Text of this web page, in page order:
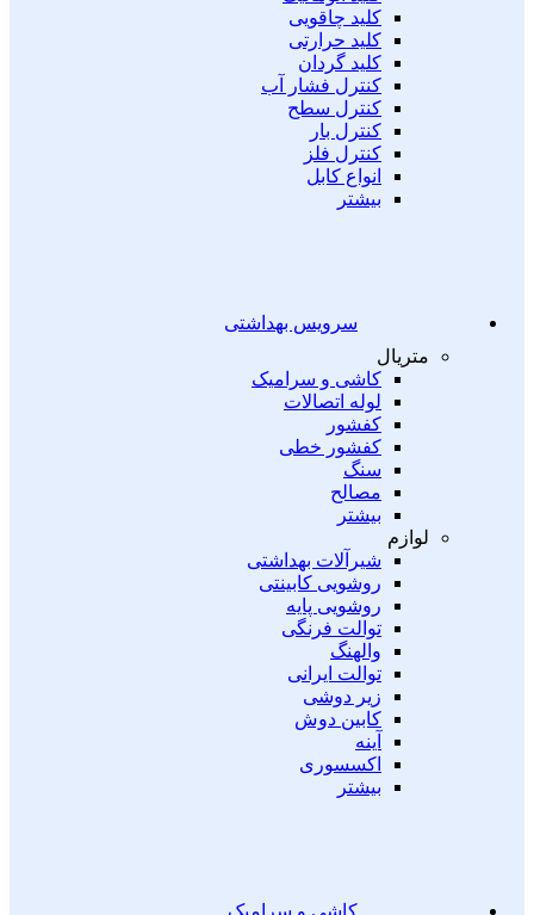
کلید چاقویی
کلید حرارتی
کلید گردان
کنترل فشار آب
کنترل سطح
کنترل بار
کنترل فلز
انواع کابل
بیشتر
سرویس بهداشتی
متریال
کاشی و سرامیک
لوله اتصالات
کفشور
کفشور خطی
سنگ
مصالح
بیشتر
لوازم
شیرآلات بهداشتی
روشویی کابینتی
روشویی پایه
توالت فرنگی
والهنگ
توالت ایرانی
زیر دوشی
کابین دوش
آینه
اکسسوری
بیشتر